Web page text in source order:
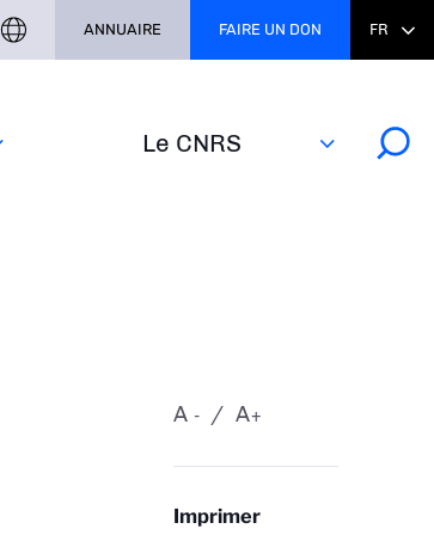
Le CNRS
ANNUAIRE FAIRE UN DON FR
-
A +
A
Imprimer